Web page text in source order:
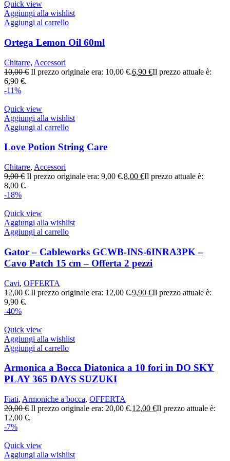
Quick view
Aggiungi alla wishlist
Aggiungi al carrello
Ortega Lemon Oil 60ml
Chitarre, Accessori
10,00€ Il prezzo originale era: 10,00 €.6,90 €Il prezzo attuale è:
6,90 €.
-11%
Quick view
Aggiungi alla wishlist
Aggiungi al carrello
Love Potion String Care
Chitarre, Accessori
9,00€ Il prezzo originale era: 9,00 €.8,00 €Il prezzo attuale è:
8,00 €.
-18%
Quick view
Aggiungi alla wishlist
Aggiungi al carrello
Gator – Cableworks GCWB-INS-6INRA3PK –
Cavo Patch 15 cm – Offerta 2 pezzi
Cavi, OFFERTA
12,00€ Il prezzo originale era: 12,00 €.9,90 €Il prezzo attuale è:
9,90 €.
-40%
Quick view
Aggiungi alla wishlist
Aggiungi al carrello
Armonica a Bocca Diatonica a 10 fori in DO SKY
PLAY 365 DAYS SUZUKI
Fiati, Armoniche a bocca, OFFERTA
20,00€ Il prezzo originale era: 20,00 €.12,00 €Il prezzo attuale è:
12,00 €.
-7%
Quick view
Aggiungi alla wishlist